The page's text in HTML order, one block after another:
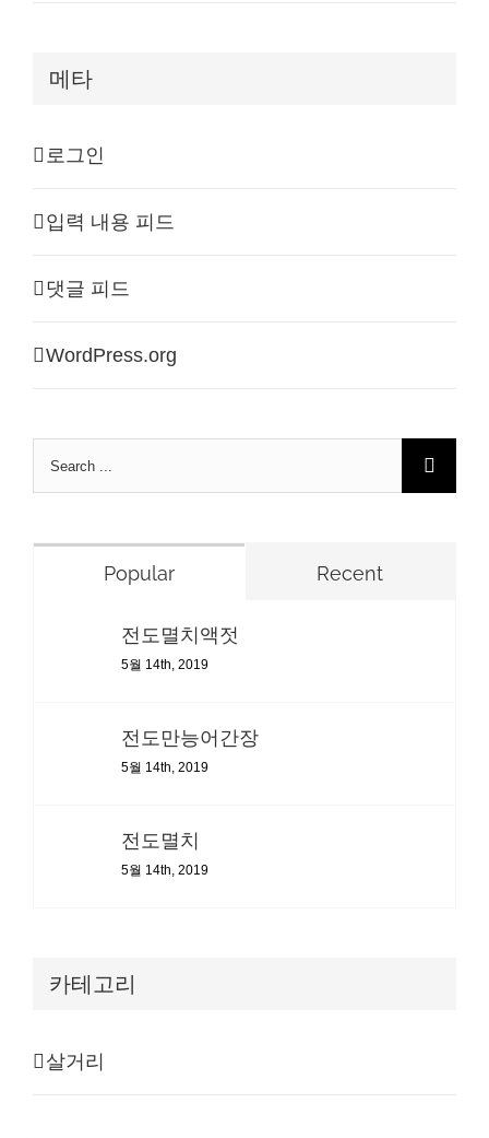
메타
로그인
입력 내용 피드
댓글 피드
WordPress.org
Search
Popular Recent
전도멸치액젓
5월 14th, 2019
전도만능어간장
5월 14th, 2019
전도멸치
5월 14th, 2019
카테고리
살거리